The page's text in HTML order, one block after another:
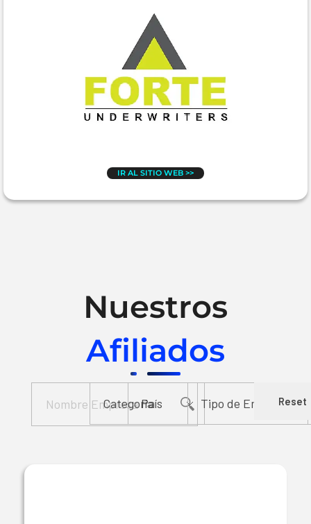
IR AL SITIO WEB >>
Nuestros
Afiliados
Reset